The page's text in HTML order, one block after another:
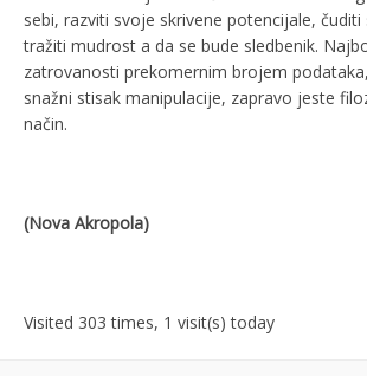
sebi, razviti svoje skrivene potencijale,
tražiti mudrost a da se bude sledbenik.
zatrovanosti prekomernim brojem
snažni stisak manipulacije, zapravo jeste
način.
(Nova Akropola)
Visited 303 times, 1 visit(s) today